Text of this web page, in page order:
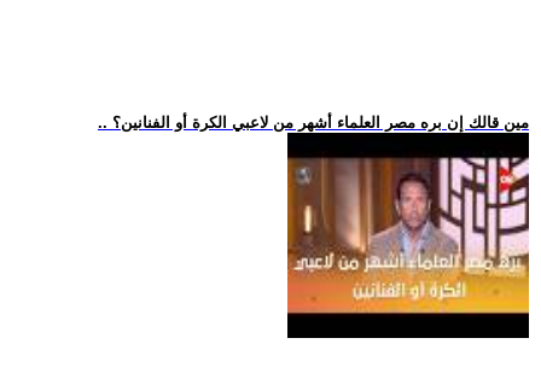
.. مين قالك إن بره مصر العلماء أشهر من لاعبي الكرة أو الفنانين؟